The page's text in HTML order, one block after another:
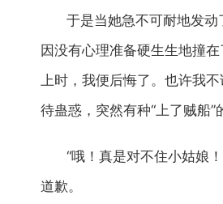
于是当她急不可耐地发动
因没有心理准备硬生生地撞
上时，我便后悔了。也许我
待蛊惑，突然有种“上了贼船”
“哦！真是对不住小姑娘
道歉。